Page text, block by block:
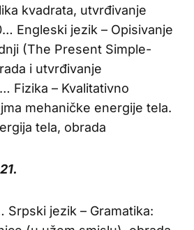
kvadrata, utvrđivanje
Engleski jezik – Opisivanje
(The Present Simple-
i utvrđivanje
Fizika – Kvalitativno
mehaničke energije tela.
tela, obrada
Srpski jezik – Gramatika: